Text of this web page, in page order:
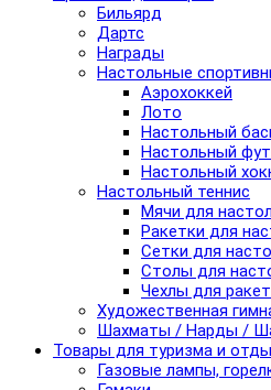
Бильярд
Дартс
Награды
Настольные
Аэрохоккей
Лото
Настольный
Настольный
Настольный
Настольный теннис
Мячи для
Ракетки для
Сетки для
Столы для
Чехлы для
Художественная
Шахматы / Нарды /
Товары для туризма и
Газовые лампы,